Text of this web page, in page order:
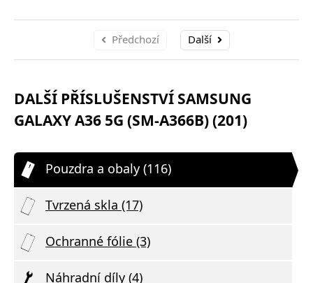
Předchozí Další
DALŠÍ PŘÍSLUŠENSTVÍ SAMSUNG
GALAXY A36 5G (SM-A366B) (201)
Pouzdra a obaly (116)
Tvrzená skla (17)
Ochranné fólie (3)
Náhradní díly (4)